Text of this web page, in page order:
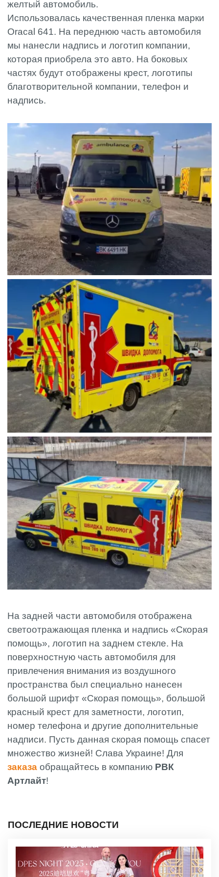
желтый автомобиль.
Использовалась качественная пленка марки
Oracal 641. На переднюю часть автомобиля
мы нанесли надпись и логотип компании,
которая приобрела это авто. На боковых
частях будут отображены крест, логотипы
благотворительной компании, телефон и
надпись.
На задней части автомобиля отображена
светоотражающая пленка и надпись «Скорая
помощь», логотип на заднем стекле. На
поверхностную часть автомобиля для
привлечения внимания из воздушного
пространства был специально нанесен
большой шрифт «Скорая помощь», большой
красный крест для заметности, логотип,
номер телефона и другие дополнительные
надписи. Пусть данная скорая помощь спасет
множество жизней! Слава Украине! Для
заказа обращайтесь в компанию РВК
Артлайт!
ПОСЛЕДНИЕ НОВОСТИ